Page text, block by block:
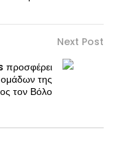
Next Post
προσφέρει
ομάδων της
τον Βόλο